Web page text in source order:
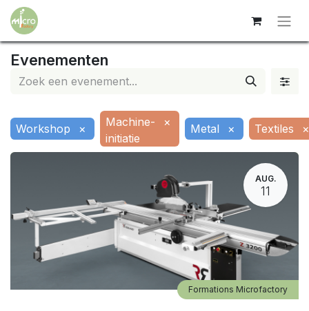
Evenementen
Workshop ×
Machine-
initiatie
× Metal × Textiles ×
AUG.
11
Formations Microfactory